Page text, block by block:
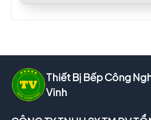
Thiết Bị Bếp Công
Vinh